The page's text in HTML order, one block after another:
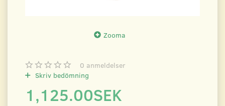
Zooma
0 anmeldelser
Skriv bedömning
1,125.00SEK